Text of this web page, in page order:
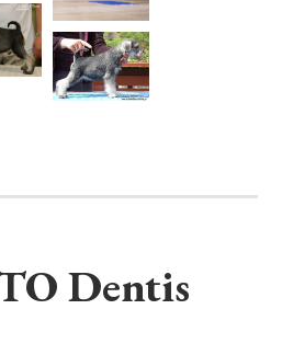
31.01.2014
15.06.2013Dentis